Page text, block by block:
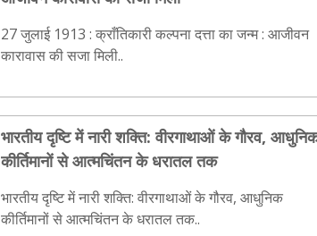
27 जुलाई 1913 : क्राँतिकारी कल्पना दत्ता का जन्म : आजीवन
कारावास की सजा मिली..
भारतीय दृष्टि में नारी शक्ति: वीरगाथाओं के गौरव,
कीर्तिमानों से आत्मचिंतन के धरातल तक
भारतीय दृष्टि में नारी शक्ति: वीरगाथाओं के गौरव, आधुनिक
कीर्तिमानों से आत्मचिंतन के धरातल तक..